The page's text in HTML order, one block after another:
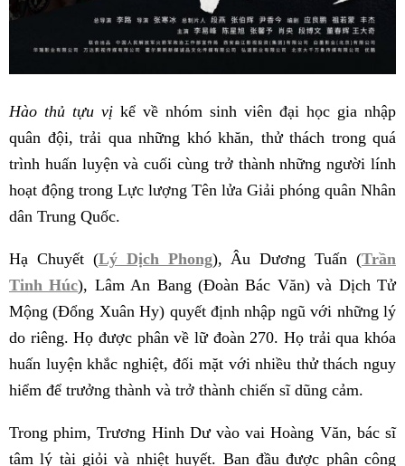
Hào thủ tựu vị kể về nhóm sinh viên đại học gia nhập
quân đội, trải qua những khó khăn, thử thách trong quá
trình huấn luyện và cuối cùng trở thành những người lính
hoạt động trong Lực lượng Tên lửa Giải phóng quân Nhân
dân Trung Quốc.
Hạ Chuyết (Lý Dịch Phong), Âu Dương Tuấn (Trần
Tinh Húc), Lâm An Bang (Đoàn Bác Văn) và Dịch Tử
Mộng (Đổng Xuân Hy) quyết định nhập ngũ với những lý
do riêng. Họ được phân về lữ đoàn 270. Họ trải qua khóa
huấn luyện khắc nghiệt, đối mặt với nhiều thử thách nguy
hiểm để trưởng thành và trở thành chiến sĩ dũng cảm.
Trong phim, Trương Hinh Dư vào vai Hoàng Văn, bác sĩ
tâm lý tài giỏi và nhiệt huyết. Ban đầu được phân công